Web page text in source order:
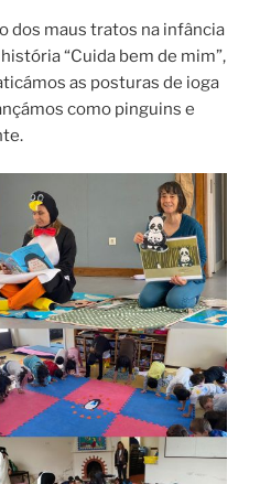
dos maus tratos na infância
“Cuida bem de mim”,
as posturas de ioga
como pinguins e